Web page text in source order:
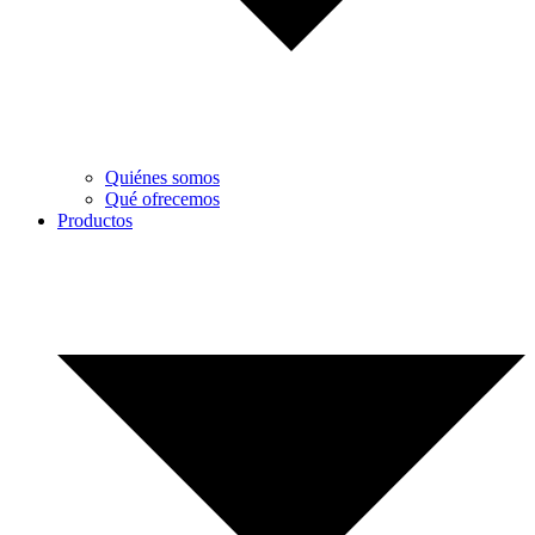
Quiénes somos
Qué ofrecemos
Productos